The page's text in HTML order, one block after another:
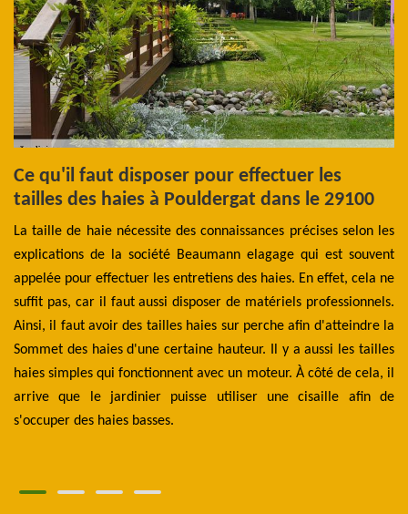
Ce qu'il faut disposer pour effectuer les
tailles des haies à Pouldergat dans le 29100
La taille de haie nécessite des connaissances précises selon les
explications de la société Beaumann elagage qui est souvent
appelée pour effectuer les entretiens des haies. En effet, cela ne
suffit pas, car il faut aussi disposer de matériels professionnels.
Ainsi, il faut avoir des tailles haies sur perche afin d'atteindre la
Sommet des haies d'une certaine hauteur. Il y a aussi les tailles
haies simples qui fonctionnent avec un moteur. À côté de cela, il
arrive que le jardinier puisse utiliser une cisaille afin de
s'occuper des haies basses.